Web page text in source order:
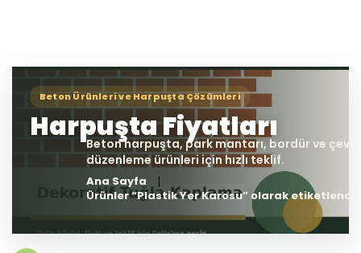
Ana Sayfa
Ürünler “Plastik Yer Karosu” olarak etiketlendi